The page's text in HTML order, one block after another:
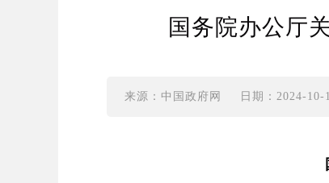
国务院办公厅
来源：中国政府网 日期：2024-10-